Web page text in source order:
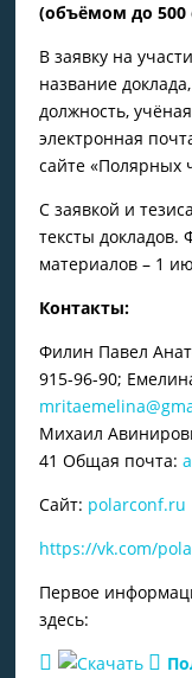
(объёмом до 500
В заявку на
название
должность,
электронная
сайте «Полярных
С заявкой и
тексты докладов.
материалов – 1
Контакты:
Филин Павел
915-96-90;
Михаил
41 Общая почта:
Сайт: polarconf.ru
https://vk.com/
Первое
здесь: